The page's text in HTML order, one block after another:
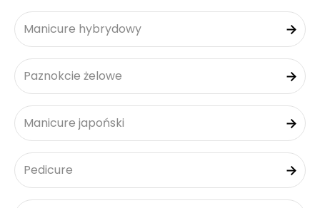
Manicure hybrydowy
Paznokcie żelowe
Manicure japoński
Pedicure